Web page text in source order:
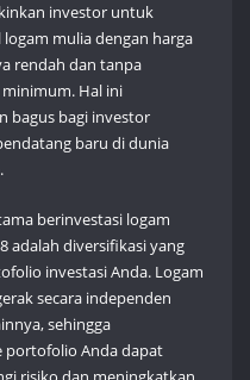
investor untuk
mulia dengan harga
rendah dan tanpa
Hal ini
bagus bagi investor
baru di dunia
berinvestasi logam
adalah diversifikasi yang
investasi Anda. Logam
secara independen
sehingga
portofolio Anda dapat